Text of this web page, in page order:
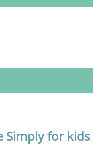
Simply for kids